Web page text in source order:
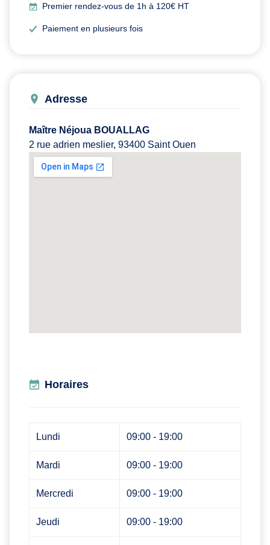
Premier rendez-vous de 1h à 120€ HT
Paiement en plusieurs fois
Adresse
Maître Néjoua BOUALLAG
2 rue adrien meslier, 93400 Saint Ouen
Horaires
Lundi 09:00 - 19:00
Mardi 09:00 - 19:00
Mercredi 09:00 - 19:00
Jeudi 09:00 - 19:00